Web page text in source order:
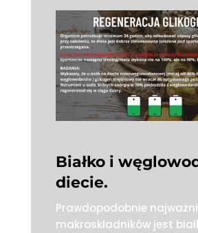
Białko i
diecie.
Prawdopodobnie
makroskładników jest